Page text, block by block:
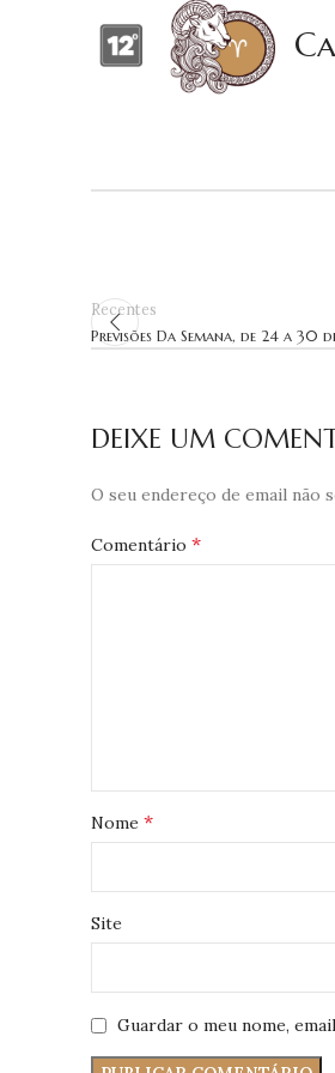
Recentes
Previsões Da Semana, de 24 a 30
DEIXE UM
O seu endereço de email não
Comentário *
Nome *
Site
Guardar o meu nome,